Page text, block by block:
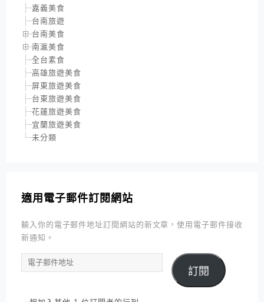
嘉義美食
台南旅遊
台南美食
南瀛美食
全台素食
高雄旅遊美食
屏東旅遊美食
台東旅遊美食
花蓮旅遊美食
宜蘭旅遊美食
未分類
適用電子郵件訂閱網站
輸入你的電子郵件地址訂閱網站的新文章，使用電子郵件接收
新通知。
電
子
件
訂閱